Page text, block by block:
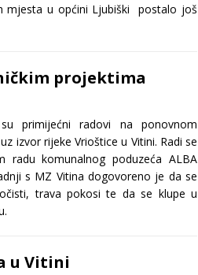
mjesta u općini Ljubiški postalo još
projektima
primijećni radovi na ponovnom
izvor rijeke Vrioštice u Vitini. Radi se
radu komunalnog poduzeća ALBA
s MZ Vitina dogovoreno je da se
trava pokosi te da se klupe u
u Vitini